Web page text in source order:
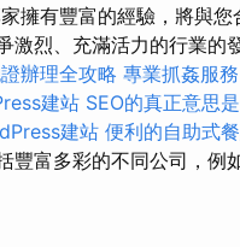
擁有豐富的經驗，將與您
激烈、充滿活力的行業的
辦理全攻略 專業抓姦服務
建站 SEO的真正意思
建站 便利的自助式
豐富多彩的不同公司，例